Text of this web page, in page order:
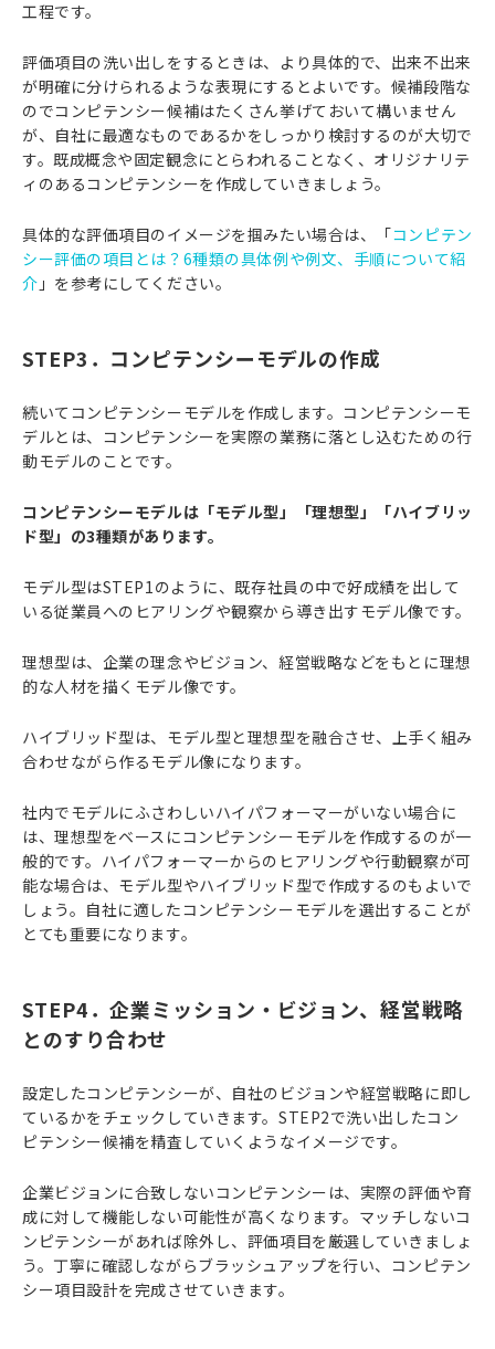
工程です。
評価項目の洗い出しをするときは、より具体的で、出来不出来
が明確に分けられるような表現にするとよいです。候補段階な
のでコンピテンシー候補はたくさん挙げておいて構いません
が、自社に最適なものであるかをしっかり検討するのが大切で
す。既成概念や固定観念にとらわれることなく、オリジナリテ
ィのあるコンピテンシーを作成していきましょう。
具体的な評価項目のイメージを掴みたい場合は、「コンピテン
シー評価の項目とは？6種類の具体例や例文、手順について紹
介 」を参考にしてください。
STEP3．コンピテンシーモデルの作成
続いてコンピテンシーモデルを作成します。コンピテンシーモ
デルとは、コンピテンシーを実際の業務に落とし込むための行
動モデルのことです。
コンピテンシーモデルは「モデル型」「理想型」「ハイブリッ
ド型」の3種類があります。
モデル型はSTEP1のように、既存社員の中で好成績を出して
いる従業員へのヒアリングや観察から導き出すモデル像です。
理想型は、企業の理念やビジョン、経営戦略などをもとに理想
的な人材を描くモデル像です。
ハイブリッド型は、モデル型と理想型を融合させ、上手く組み
合わせながら作るモデル像になります。
社内でモデルにふさわしいハイパフォーマーがいない場合に
は、理想型をベースにコンピテンシーモデルを作成するのが一
般的です。ハイパフォーマーからのヒアリングや行動観察が可
能な場合は、モデル型やハイブリッド型で作成するのもよいで
しょう。自社に適したコンピテンシーモデルを選出することが
とても重要になります。
STEP4．企業ミッション・ビジョン、経営戦略
とのすり合わせ
設定したコンピテンシーが、自社のビジョンや経営戦略に即し
ているかをチェックしていきます。STEP2で洗い出したコン
ピテンシー候補を精査していくようなイメージです。
企業ビジョンに合致しないコンピテンシーは、実際の評価や育
成に対して機能しない可能性が高くなります。マッチしないコ
ンピテンシーがあれば除外し、評価項目を厳選していきましょ
う。丁寧に確認しながらブラッシュアップを行い、コンピテン
シー項目設計を完成させていきます。